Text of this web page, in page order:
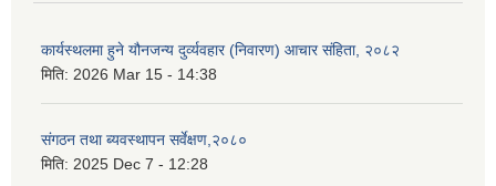
कार्यस्थलमा हुने यौनजन्य दुर्व्यवहार (निवारण) आचार संहिता, २०८२
मिति: 2026 Mar 15 - 14:38
संगठन तथा ब्यवस्थापन सर्वेक्षण,२०८०
मिति: 2025 Dec 7 - 12:28